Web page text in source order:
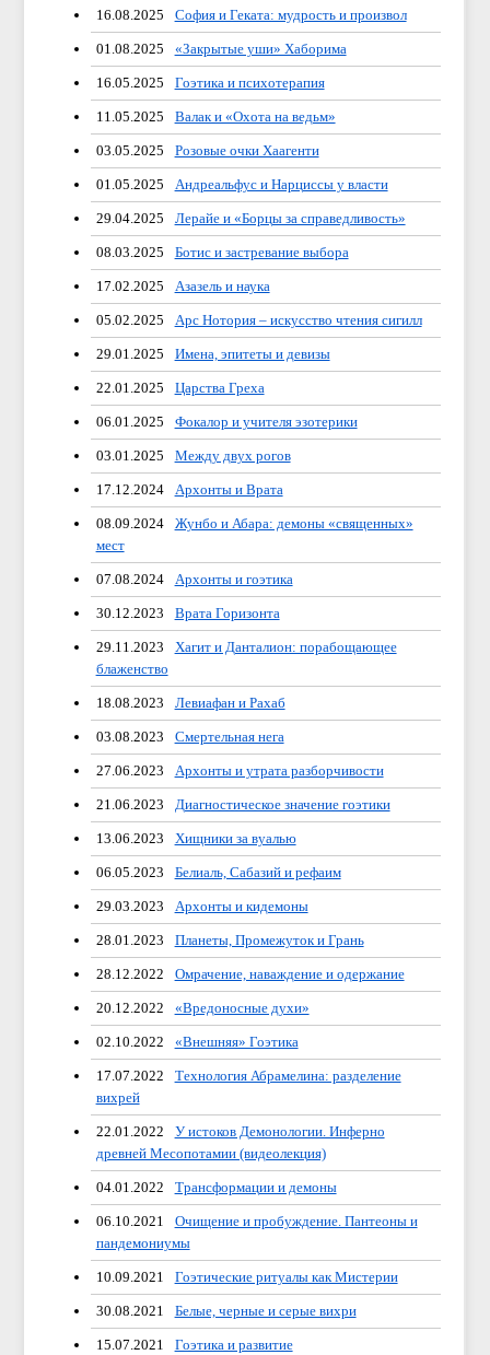
16.08.2025 София и Геката: мудрость и произвол
01.08.2025 «Закрытые уши» Хаборима
16.05.2025 Гоэтика и психотерапия
11.05.2025 Валак и «Охота на ведьм»
03.05.2025 Розовые очки Хаагенти
01.05.2025 Андреальфус и Нарциссы у власти
29.04.2025 Лерайе и «Борцы за справедливость»
08.03.2025 Ботис и застревание выбора
17.02.2025 Азазель и наука
05.02.2025 Арс Нотория – искусство чтения сигилл
29.01.2025 Имена, эпитеты и девизы
22.01.2025 Царства Греха
06.01.2025 Фокалор и учителя эзотерики
03.01.2025 Между двух рогов
17.12.2024 Архонты и Врата
08.09.2024
Жунбо и Абара: демоны «священных»
мест
07.08.2024 Архонты и гоэтика
30.12.2023 Врата Горизонта
29.11.2023
Хагит и Данталион: порабощающее
блаженство
18.08.2023 Левиафан и Рахаб
03.08.2023 Смертельная нега
27.06.2023 Архонты и утрата разборчивости
21.06.2023 Диагностическое значение гоэтики
13.06.2023 Хищники за вуалью
06.05.2023 Белиаль, Сабазий и рефаим
29.03.2023 Архонты и кидемоны
28.01.2023 Планеты, Промежуток и Грань
28.12.2022 Омрачение, наваждение и одержание
20.12.2022 «Вредоносные духи»
02.10.2022 «Внешняя» Гоэтика
17.07.2022
Технология Абрамелина: разделение
вихрей
22.01.2022
У истоков Демонологии. Инферно
древней Месопотамии (видеолекция)
04.01.2022 Трансформации и демоны
06.10.2021
Очищение и пробуждение. Пантеоны и
пандемониумы
10.09.2021 Гоэтические ритуалы как Мистерии
30.08.2021 Белые, черные и серые вихри
15.07.2021 Гоэтика и развитие